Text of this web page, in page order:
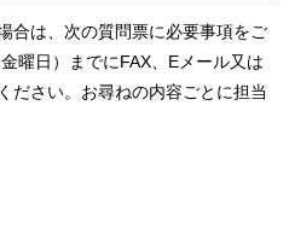
合は、次の質問票に必要事項をご
曜日）までにFAX、Eメール又は
ださい。お尋ねの内容ごとに担当